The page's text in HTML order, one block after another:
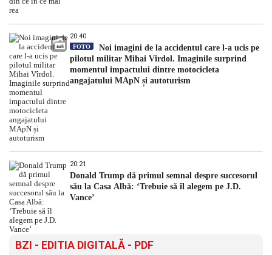
20:40
FOTO
Noi imagini de la accidentul care l-a ucis pe
pilotul militar Mihai Vîrdol. Imaginile surprind
momentul impactului dintre motocicleta
angajatului MApN și autoturism
20:21
Donald Trump dă primul semnal despre succesorul
său la Casa Albă: ‘Trebuie să îl alegem pe J.D.
Vance’
BZI - EDITIA DIGITALĂ - PDF